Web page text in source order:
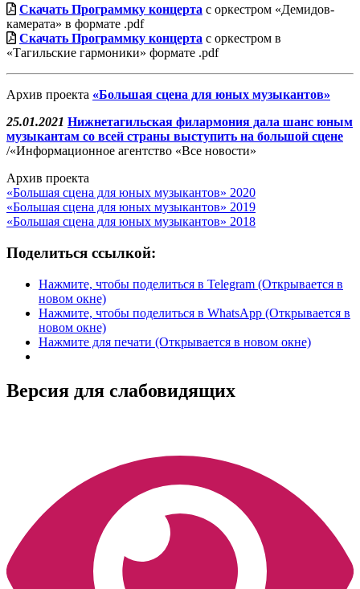
Скачать Программку концерта с оркестром «Демидов-
камерата» в формате .pdf
Скачать Программку концерта с оркестром в
«Тагильские гармоники» формате .pdf
Архив проекта «Большая сцена для юных музыкантов»
25.01.2021 Нижнетагильская филармония дала шанс юным
музыкантам со всей страны выступить на большой сцене
/«Информационное агентство «Все новости»
Архив проекта
«Большая сцена для юных музыкантов» 2020
«Большая сцена для юных музыкантов» 2019
«Большая сцена для юных музыкантов» 2018
Поделиться ссылкой:
Нажмите, чтобы поделиться в Telegram (Открывается в
новом окне)
Нажмите, чтобы поделиться в WhatsApp (Открывается в
новом окне)
Нажмите для печати (Открывается в новом окне)
Версия для слабовидящих